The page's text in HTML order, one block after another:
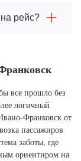
рейс?
все прошло без
логичный
Франковск от
пассажиров
заботы, где
ориентиром на